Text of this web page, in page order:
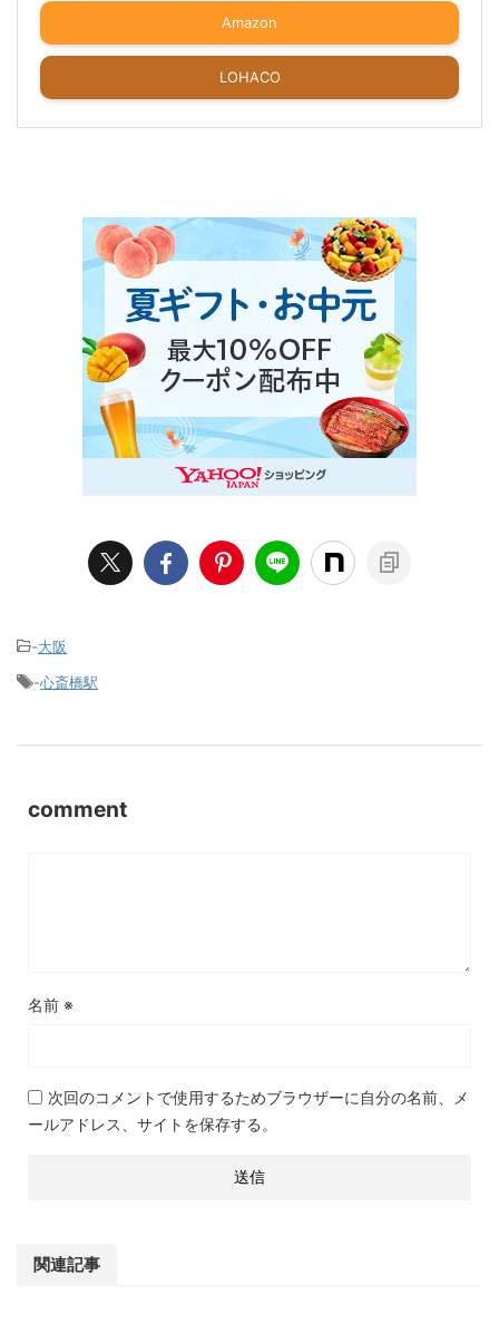
Amazon
LOHACO
-大阪
-心斎橋駅
comment
名前 ※
次回のコメントで使用するためブラウザーに自分の名前、メ
ールアドレス、サイトを保存する。
関連記事